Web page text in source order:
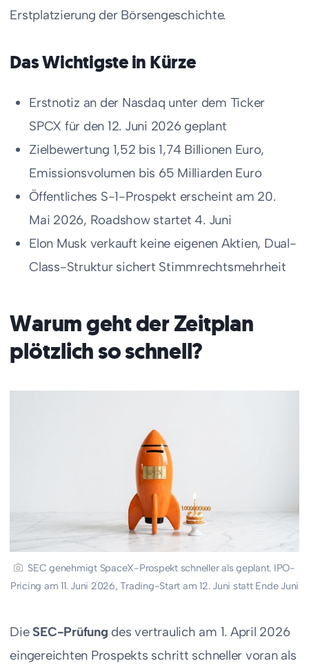
Erstplatzierung der Börsengeschichte.
Das Wichtigste in Kürze
Erstnotiz an der Nasdaq unter dem Ticker
SPCX für den 12. Juni 2026 geplant
Zielbewertung 1,52 bis 1,74 Billionen Euro,
Emissionsvolumen bis 65 Milliarden Euro
Öffentliches S-1-Prospekt erscheint am 20.
Mai 2026, Roadshow startet 4. Juni
Elon Musk verkauft keine eigenen Aktien, Dual-
Class-Struktur sichert Stimmrechtsmehrheit
Warum geht der Zeitplan
plötzlich so schnell?
SEC genehmigt SpaceX-Prospekt schneller als geplant. IPO-
Pricing am 11. Juni 2026, Trading-Start am 12. Juni statt Ende Juni
Die SEC-Prüfung des vertraulich am 1. April 2026
eingereichten Prospekts schritt schneller voran als